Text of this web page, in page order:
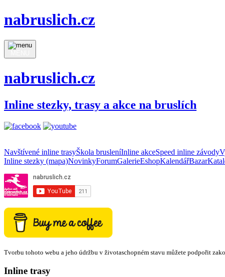
nabruslich.cz
nabruslich.cz
Inline stezky, trasy a akce na bruslích
Navštívené inline trasyŠkola brusleníInline akceSpeed inline závody
Inline stezky (mapa)NovinkyForumGalerieEshopKalendářBazar
Tvorbu tohoto webu a jeho údržbu v životaschopném stavu můžete podpořit
Inline trasy